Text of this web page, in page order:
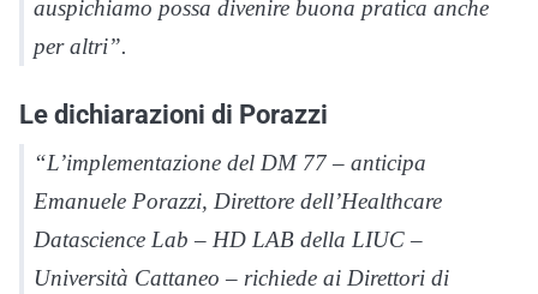
auspichiamo possa divenire buona pratica anche
per altri”.
Le dichiarazioni di Porazzi
“L’implementazione del DM 77 – anticipa
Emanuele Porazzi, Direttore dell’Healthcare
Datascience Lab – HD LAB della LIUC –
Università Cattaneo – richiede ai Direttori di